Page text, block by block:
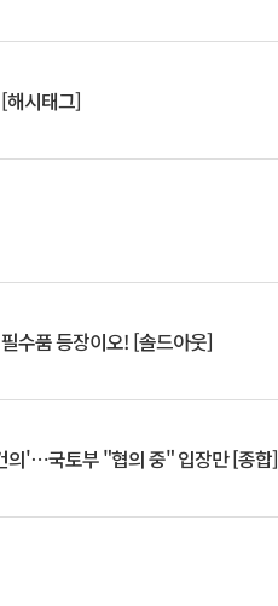
해시태그]
수품 등장이오! [솔드아웃]
의'⋯국토부 "협의 중" 입장만 [종합]